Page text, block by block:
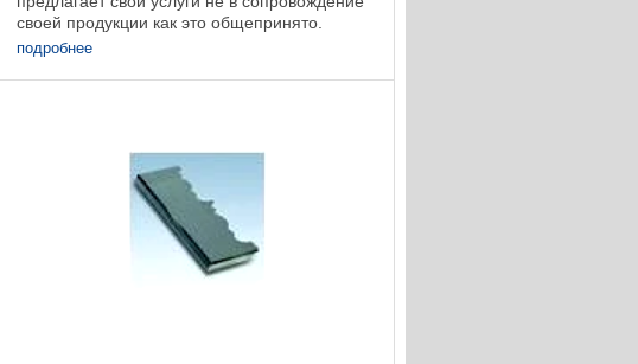
своей продукции как это общепринято.
Основой для традиционного партнерства с
подробнее